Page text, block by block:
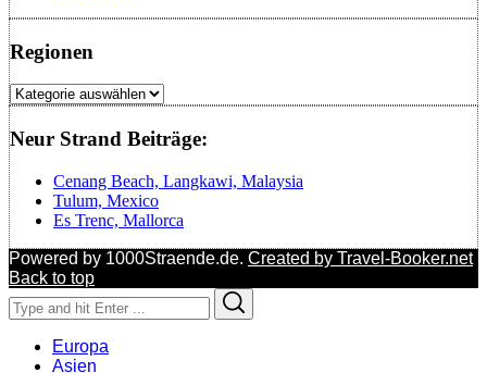
Regionen
Regionen
Neur Strand Beiträge:
Cenang Beach, Langkawi, Malaysia
Tulum, Mexico
Es Trenc, Mallorca
Powered by 1000Straende.de. Created by Travel-Booker.net
Back to top
Search
for:
Europa
Asien